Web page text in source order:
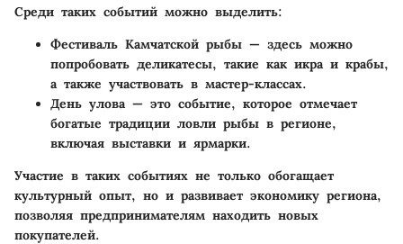
Среди таких событий можно выделить:
Фестиваль Камчатской рыбы — здесь можно
попробовать деликатесы, такие как икра и крабы,
а также участвовать в мастер-классах.
День улова— это событие, которое отмечает
богатые традиции ловли рыбы в регионе,
включая выставки и ярмарки.
Участие в таких событиях не только обогащает
культурный опыт, но и развивает экономику региона,
позволяя предпринимателям находить новых
покупателей.